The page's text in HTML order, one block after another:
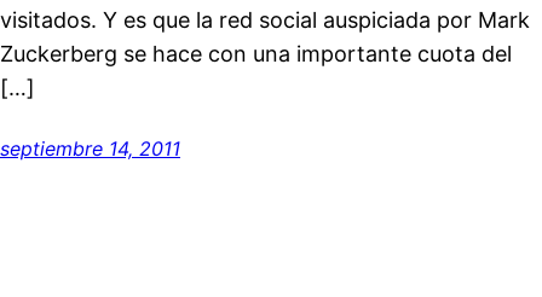
visitados. Y es que la red social auspiciada por Mark
Zuckerberg se hace con una importante cuota del
[…]
septiembre 14, 2011